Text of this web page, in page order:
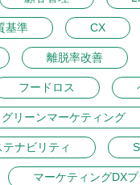
基準 CX
離脱率改善
フードロス
グリーンマーケティング
テナビリティ
マーケティングDX